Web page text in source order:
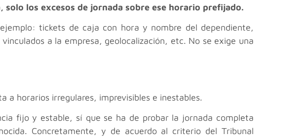
los excesos de jornada sobre ese horario prefijado.
tickets de caja con hora y nombre del dependiente,
a la empresa, geolocalización, etc. No se exige una
a horarios irregulares, imprevisibles e inestables.
fijo y estable, sí que se ha de probar la jornada completa
Concretamente, y de acuerdo al criterio del Tribunal